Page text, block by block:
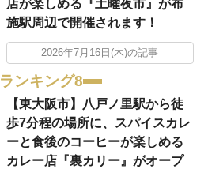
店が楽しめる『土曜夜市』が布
施駅周辺で開催されます！
2026年7月16日(木)の記事
ランキング8
【東大阪市】八戸ノ里駅から徒
歩7分程の場所に、スパイスカレ
ーと食後のコーヒーが楽しめる
カレー店『裏カリー』がオープ